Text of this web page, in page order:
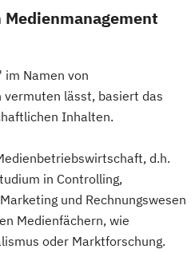
im Namen von
vermuten lässt, basiert das
Inhalten.
d.h.
in Controlling,
und Rechnungswesen
Medienfächern, wie
oder Marktforschung.